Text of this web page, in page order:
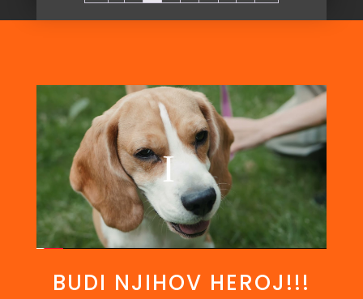
BUDI NJIHOV HEROJ!!!